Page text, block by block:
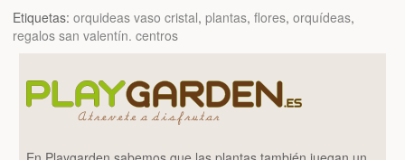
Etiquetas: orquideas vaso cristal, plantas, flores, orquídeas,
regalos san valentín. centros